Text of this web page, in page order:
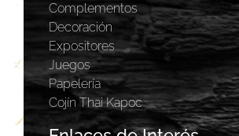
Complementos
Decoración
Expositores
Juegos
Papelería
Cojín Thai Kapoc